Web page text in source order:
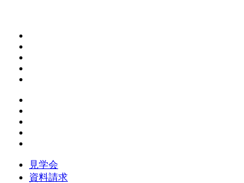
見学会
資料請求